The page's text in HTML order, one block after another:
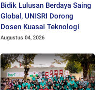
Bidik Lulusan Berdaya Saing
Global, UNISRI Dorong
Dosen Kuasai Teknologi
Augustus 04, 2026